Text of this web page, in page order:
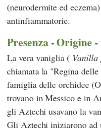
(neurodermite ed
antinfiammatorie.
Presenza - Origine
La vera vaniglia ( Vanilla
chiamata la "Regina
famiglia delle orchidee
trovano in Messico e in
gli Aztechi usavano la
Gli Aztechi iniziarono ad